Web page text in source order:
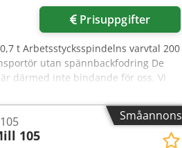
Prisuppgifter
t Arbetsstycksspindelns varvtal 200
utan spännbackfodring De
därmed inte bindande för oss. Vi
gäller. Om oss över
70 t över 10 000 tillbehörsartiklar för
kontakta oss. Dedpfx Asyqt
efter överenskommelse. Vi ser
Småannons
105